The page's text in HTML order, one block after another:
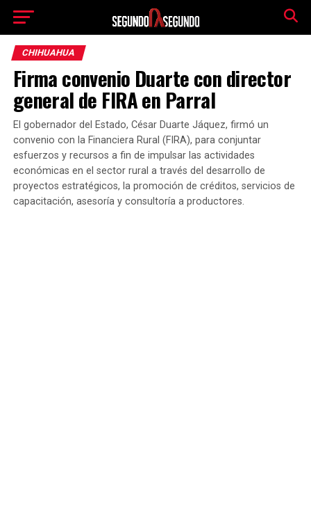
CHIHUAHUA
Firma convenio Duarte con director
general de FIRA en Parral
El gobernador del Estado, César Duarte Jáquez, firmó un
convenio con la Financiera Rural (FIRA), para conjuntar
esfuerzos y recursos a fin de impulsar las actividades
económicas en el sector rural a través del desarrollo de
proyectos estratégicos, la promoción de créditos, servicios de
capacitación, asesoría y consultoría a productores.